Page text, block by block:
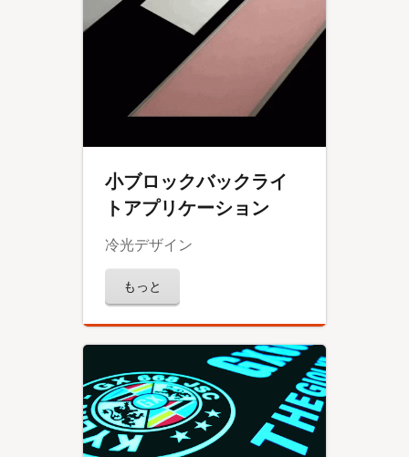
小ブロックバックライ
トアプリケーション
冷光デザイン
もっと